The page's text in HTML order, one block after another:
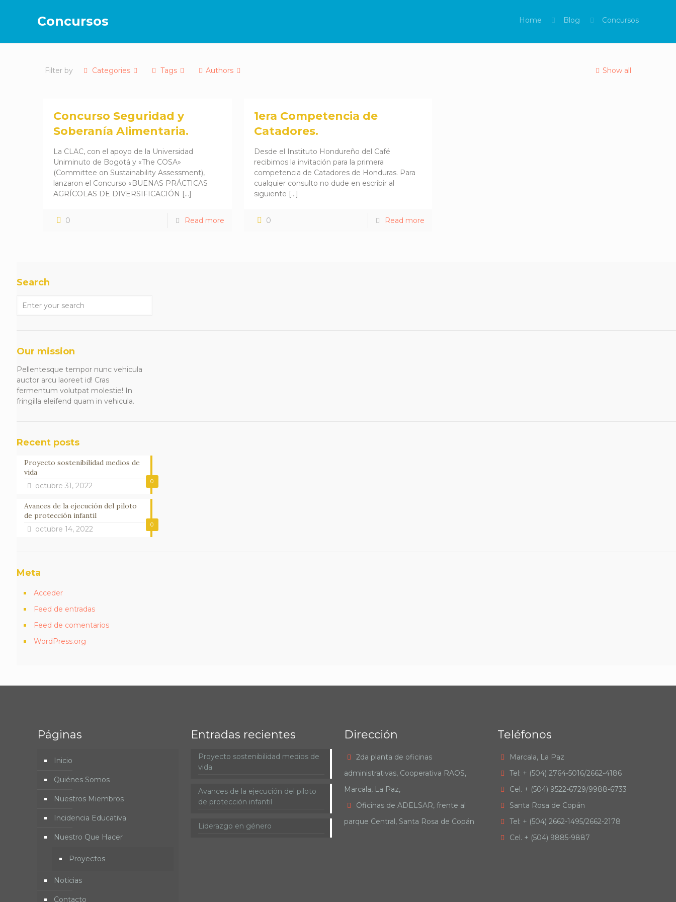
Concursos Home Blog Concursos
Filter by Categories Tags Authors Show all
Concurso Seguridad y
Soberanía Alimentaria.
La CLAC, con el apoyo de la Universidad
Uniminuto de Bogotá y «The COSA»
(Committee on Sustainability Assessment),
lanzaron el Concurso «BUENAS PRÁCTICAS
AGRÍCOLAS DE DIVERSIFICACIÓN […]
0 Read more
1era Competencia de
Catadores.
Desde el Instituto Hondureño del Café
recibimos la invitación para la primera
competencia de Catadores de Honduras. Para
cualquier consulto no dude en escribir al
siguiente […]
0 Read more
Search
Our mission
Pellentesque tempor nunc vehicula
auctor arcu laoreet id! Cras
fermentum volutpat molestie! In
fringilla eleifend quam in vehicula.
Recent posts
0
Proyecto sostenibilidad medios de
vida
octubre 31, 2022
0
Avances de la ejecución del piloto
de protección infantil
octubre 14, 2022
Meta
Acceder
Feed de entradas
Feed de comentarios
WordPress.org
Páginas
Inicio
Quiénes Somos
Nuestros Miembros
Incidencia Educativa
Nuestro Que Hacer
Proyectos
Noticias
Contacto
Entradas recientes
Proyecto sostenibilidad medios de
vida
Avances de la ejecución del piloto
de protección infantil
Liderazgo en género
Dirección
2da planta de oficinas
administrativas, Cooperativa RAOS,
Marcala, La Paz,
Oficinas de ADELSAR, frente al
parque Central, Santa Rosa de Copán
Teléfonos
Marcala, La Paz
Tel: + (504) 2764-5016/2662-4186
Cel. + (504) 9522-6729/9988-6733
Santa Rosa de Copán
Tel: + (504) 2662-1495/2662-2178
Cel. + (504) 9885-9887